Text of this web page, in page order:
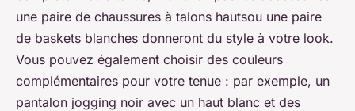
une paire de chaussures à talons hautsou une paire
de baskets blanches donneront du style à votre look.
Vous pouvez également choisir des couleurs
complémentaires pour votre tenue : par exemple, un
pantalon jogging noir avec un haut blanc et des